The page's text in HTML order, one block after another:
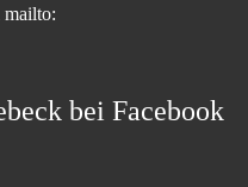
mailto:
bei Facebook